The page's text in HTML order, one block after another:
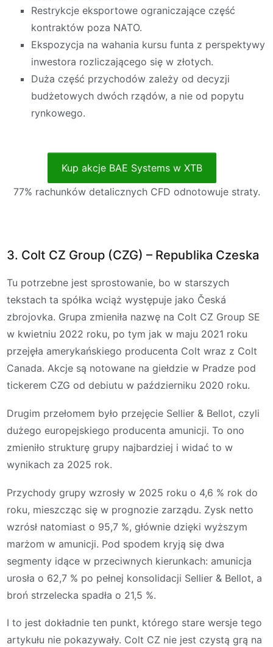
Restrykcje eksportowe ograniczające część
kontraktów poza NATO.
Ekspozycja na wahania kursu funta z perspektywy
inwestora rozliczającego się w złotych.
Duża część przychodów zależy od decyzji
budżetowych dwóch rządów, a nie od popytu
rynkowego.
Kup akcje BAE Systems w XTB
77% rachunków detalicznych CFD odnotowuje straty.
3. Colt CZ Group (CZG) – Republika Czeska
Tu potrzebne jest sprostowanie, bo w starszych
tekstach ta spółka wciąż występuje jako Česká
zbrojovka. Grupa zmieniła nazwę na Colt CZ Group SE
w kwietniu 2022 roku, po tym jak w maju 2021 roku
przejęła amerykańskiego producenta Colt wraz z Colt
Canada. Akcje są notowane na giełdzie w Pradze pod
tickerem CZG od debiutu w październiku 2020 roku.
Drugim przełomem było przejęcie Sellier & Bellot, czyli
dużego europejskiego producenta amunicji. To ono
zmieniło strukturę grupy najbardziej i widać to w
wynikach za 2025 rok.
Przychody grupy wzrosły w 2025 roku o 4,6 % rok do
roku, mieszcząc się w prognozie zarządu. Zysk netto
wzrósł natomiast o 95,7 %, głównie dzięki wyższym
marżom w amunicji. Pod spodem kryją się dwa
segmenty idące w przeciwnych kierunkach: amunicja
urosła o 62,7 % po pełnej konsolidacji Sellier & Bellot, a
broń strzelecka spadła o 21,5 %.
I to jest dokładnie ten punkt, którego stare wersje tego
artykułu nie pokazywały. Colt CZ nie jest czystą grą na